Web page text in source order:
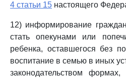
4 статьи 15 настоящего
12) информирование
стать опекунами или
ребенка, оставшегося без
воспитание в семью в иных
законодательством